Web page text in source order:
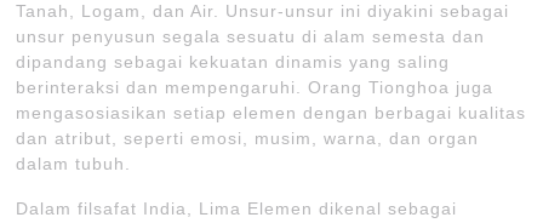
Tanah, Logam, dan Air. Unsur-unsur ini diyakini sebagai
unsur penyusun segala sesuatu di alam semesta dan
dipandang sebagai kekuatan dinamis yang saling
berinteraksi dan mempengaruhi. Orang Tionghoa juga
mengasosiasikan setiap elemen dengan berbagai kualitas
dan atribut, seperti emosi, musim, warna, dan organ
dalam tubuh.
Dalam filsafat India, Lima Elemen dikenal sebagai